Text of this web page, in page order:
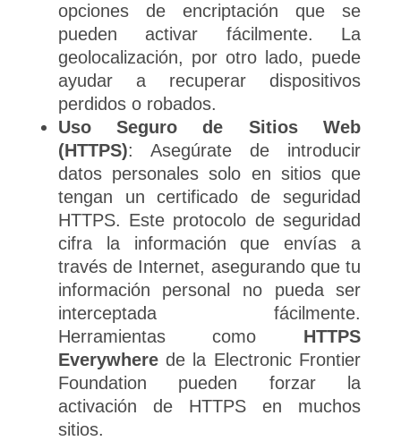
opciones de encriptación que se
pueden activar fácilmente. La
geolocalización, por otro lado, puede
ayudar a recuperar dispositivos
perdidos o robados.
Uso Seguro de Sitios Web
(HTTPS): Asegúrate de introducir
datos personales solo en sitios que
tengan un certificado de seguridad
HTTPS. Este protocolo de seguridad
cifra la información que envías a
través de Internet, asegurando que tu
información personal no pueda ser
interceptada fácilmente.
Herramientas como HTTPS
Everywherede la Electronic Frontier
Foundation pueden forzar la
activación de HTTPS en muchos
sitios.